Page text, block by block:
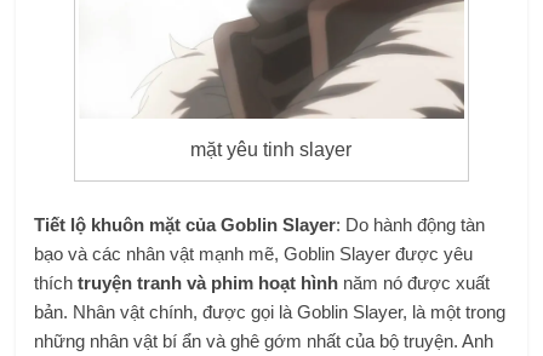
mặt yêu tinh slayer
Tiết lộ khuôn mặt của Goblin Slayer: Do hành động tàn
bạo và các nhân vật mạnh mẽ, Goblin Slayer được yêu
thíchtruyện tranh và phim hoạt hình năm nó được xuất
bản. Nhân vật chính, được gọi là Goblin Slayer, là một trong
những nhân vật bí ẩn và ghê gớm nhất của bộ truyện. Anh